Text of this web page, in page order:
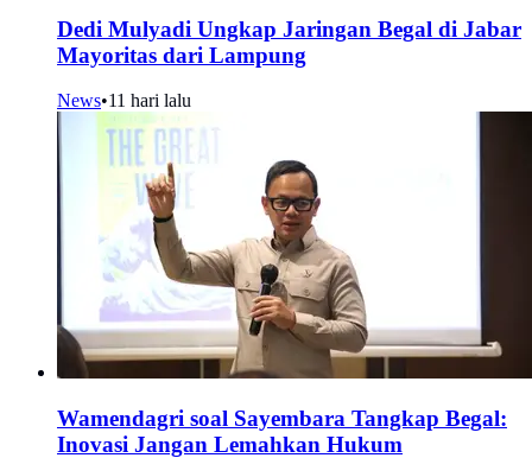
Dedi Mulyadi Ungkap Jaringan Begal di Jabar
Mayoritas dari Lampung
News•11 hari lalu
Wamendagri soal Sayembara Tangkap Begal:
Inovasi Jangan Lemahkan Hukum